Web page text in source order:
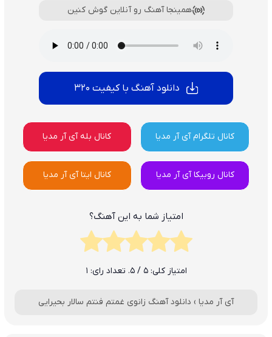
همینجا آهنگ رو آنلاین گوش کنین
دانلود آهنگ با کیفیت 320
کانال تلگرام آی آر مدیا کانال بله آی آر مدیا
کانال روبیکا آی آر مدیا کانال ایتا آی آر مدیا
امتیاز شما به این آهنگ؟
امتیاز کلی:5 / 5. تعداد رای: 1
آی آر مدیا › دانلود آهنگ زانوی غمتم فنتم سالار بحیرایی